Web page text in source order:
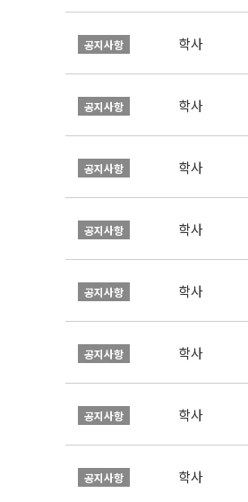
공지사항 학사
공지사항 학사
공지사항 학사
공지사항 학사
공지사항 학사
공지사항 학사
공지사항 학사
공지사항 학사